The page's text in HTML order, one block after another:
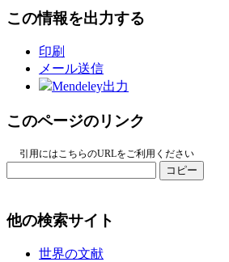
この情報を出力する
印刷
メール送信
Mendeley出力
このページのリンク
引用にはこちらのURLをご利用ください
コピー
他の検索サイト
世界の文献